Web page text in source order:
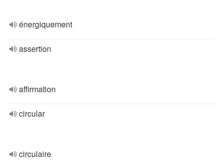
énergiquement
assertion
affirmation
circular
circulaire